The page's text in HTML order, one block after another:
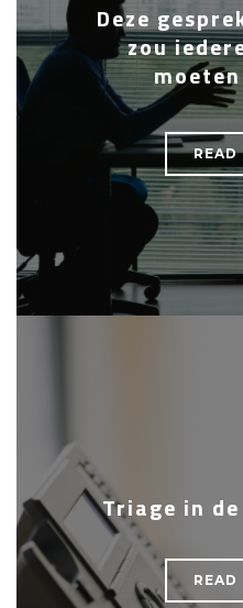
Deze
zou
READ
Triage in
READ